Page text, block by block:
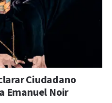
Ciudadano
Emanuel Noir